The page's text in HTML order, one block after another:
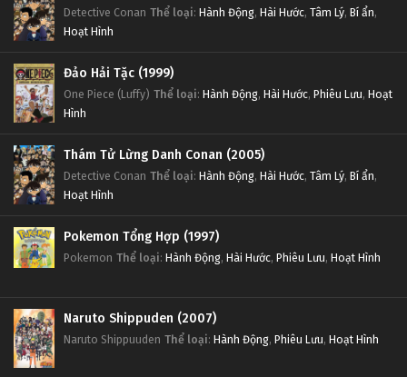
Detective Conan Thể loại: Hành Động, Hài Hước, Tâm Lý, Bí ẩn,
Hoạt Hình
Đảo Hải Tặc (1999)
One Piece (Luffy) Thể loại: Hành Động, Hài Hước, Phiêu Lưu, Hoạt
Hình
Thám Tử Lừng Danh Conan (2005)
Detective Conan Thể loại: Hành Động, Hài Hước, Tâm Lý, Bí ẩn,
Hoạt Hình
Pokemon Tổng Hợp (1997)
Pokemon Thể loại: Hành Động, Hài Hước, Phiêu Lưu, Hoạt Hình
Naruto Shippuden (2007)
Naruto Shippuuden Thể loại: Hành Động, Phiêu Lưu, Hoạt Hình